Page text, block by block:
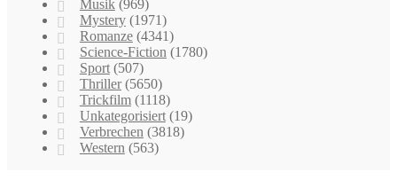
Musik (969)
Mystery (1971)
Romanze (4341)
Science-Fiction (1780)
Sport (507)
Thriller (5650)
Trickfilm (1118)
Unkategorisiert (19)
Verbrechen (3818)
Western (563)